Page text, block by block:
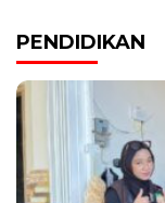
PENDIDIKAN